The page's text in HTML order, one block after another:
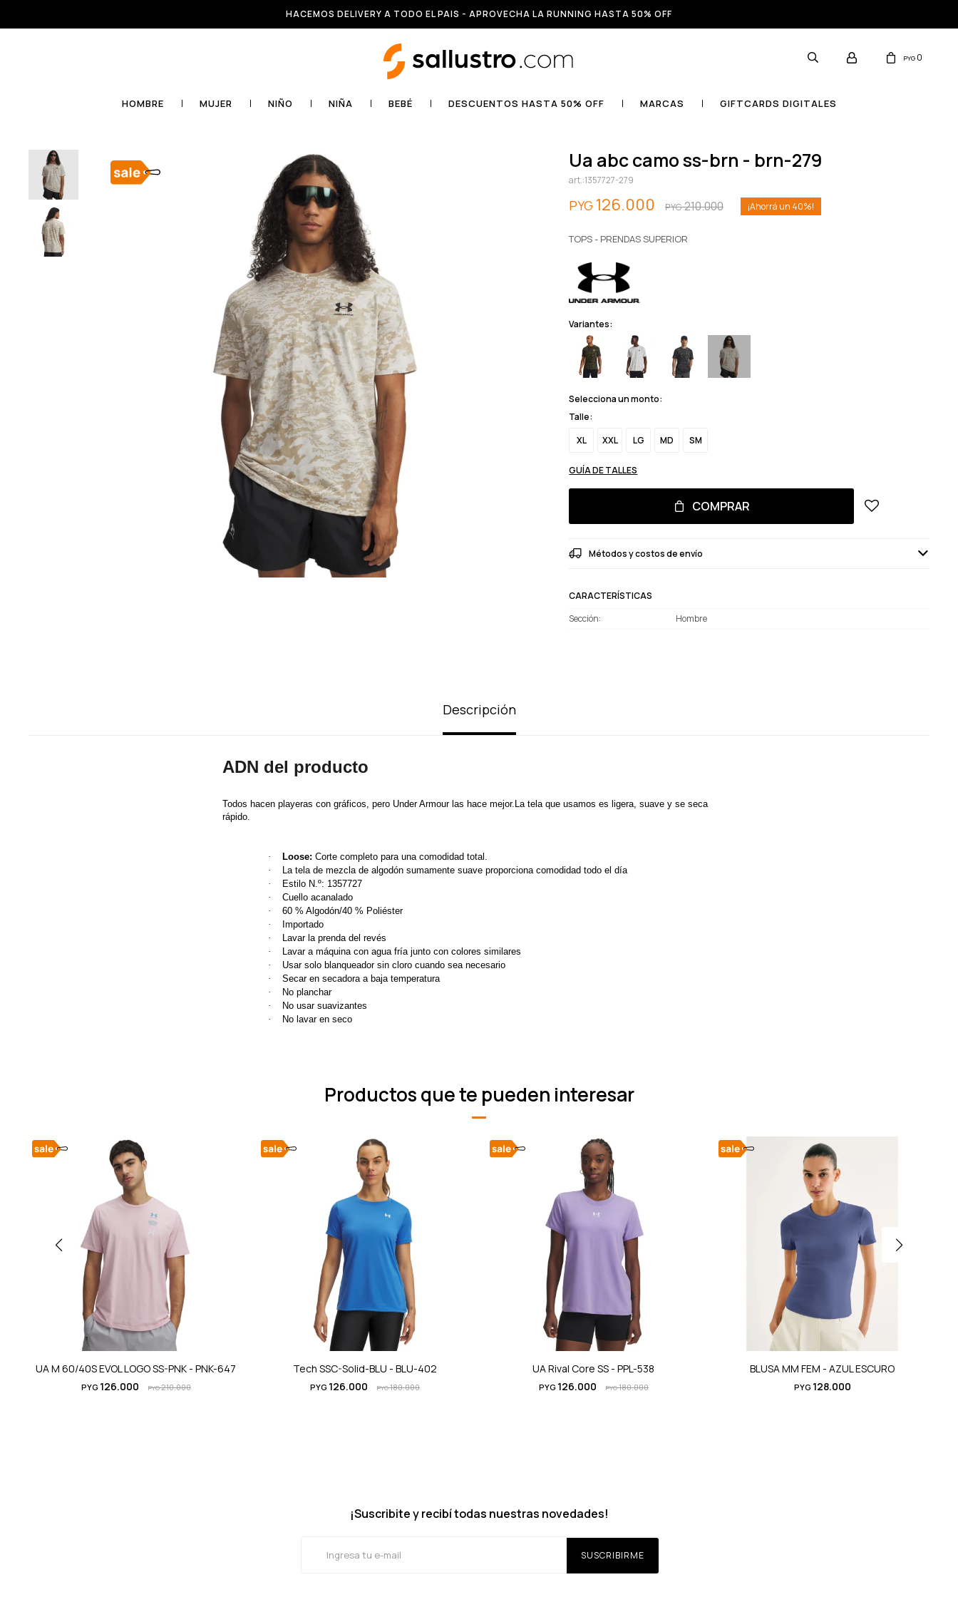
HACEMOS DELIVERY A TODO EL PAIS - APROVECHA LA RUNNING HASTA 50% OFF
HOMBRE MUJER NIÑO NIÑA BEBÉ DESCUENTOS HASTA 50% OFF MARCAS GIFTCARDS DIGITALES
PYG 0
ua abc camo ss-brn - brn-279
1357727-279
PYG 126.000 PYG210.000 40
TOPS - PRENDAS SUPERIOR
Variantes:
Selecciona un monto:
Talle:
XL
XXL LG MD SM
GUÍA DE TALLES
COMPRAR
Métodos y costos de envío
CARACTERÍSTICAS
Sección
Hombre
Descripción
ADN del producto
Todos hacen playeras con gráficos, pero Under Armour las hace mejor.La tela que usamos es ligera, suave y se seca
rápido.
· Loose: Corte completo para una comodidad total.
·
La tela de mezcla de algodón sumamente suave proporciona comodidad todo el día
·
Estilo N.º: 1357727
·
Cuello acanalado
·
60 % Algodón/40 % Poliéster
·
Importado
·
Lavar la prenda del revés
·
Lavar a máquina con agua fría junto con colores similares
·
Usar solo blanqueador sin cloro cuando sea necesario
·
Secar en secadora a baja temperatura
·
No planchar
·
No usar suavizantes
·
No lavar en seco
Productos que te pueden interesar
UA M 60/40S EVOL LOGO SS-PNK - PNK-647
PYG 126.000 PYG210.000
Tech SSC-Solid-BLU - BLU-402
PYG 126.000 PYG180.000
UA Rival Core SS - PPL-538
PYG 126.000 PYG180.000
BLUSA MM FEM - AZUL ESCURO
PYG 128.000
¡Suscribite y recibí todas nuestras novedades!
SUSCRIBIRME